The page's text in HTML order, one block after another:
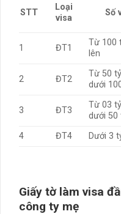
STT
Loại
visa
Số
1 ĐT1
Từ 100
lên
2 ĐT2
Từ 50
dưới
3 ĐT3
Từ 03
dưới 50
4 ĐT4 Dưới 3
Giấy tờ làm visa
công ty mẹ